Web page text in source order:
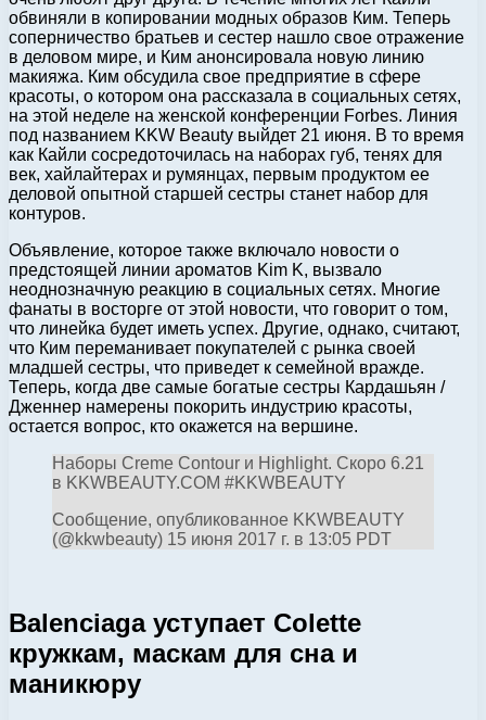
обвиняли в копировании модных образов Ким. Теперь
соперничество братьев и сестер нашло свое отражение
в деловом мире, и Ким анонсировала новую линию
макияжа. Ким обсудила свое предприятие в сфере
красоты, о котором она рассказала в социальных сетях,
на этой неделе на женской конференции Forbes. Линия
под названием KKW Beauty выйдет 21 июня. В то время
как Кайли сосредоточилась на наборах губ, тенях для
век, хайлайтерах и румянцах, первым продуктом ее
деловой опытной старшей сестры станет набор для
контуров.
Объявление, которое также включало новости о
предстоящей линии ароматов Kim K, вызвало
неоднозначную реакцию в социальных сетях. Многие
фанаты в восторге от этой новости, что говорит о том,
что линейка будет иметь успех. Другие, однако, считают,
что Ким переманивает покупателей с рынка своей
младшей сестры, что приведет к семейной вражде.
Теперь, когда две самые богатые сестры Кардашьян /
Дженнер намерены покорить индустрию красоты,
остается вопрос, кто окажется на вершине.
Наборы Creme Contour и Highlight. Скоро 6.21
в KKWBEAUTY.COM #KKWBEAUTY
Сообщение, опубликованное KKWBEAUTY
(@kkwbeauty) 15 июня 2017 г. в 13:05 PDT
Balenciaga уступает Colette
кружкам, маскам для сна и
маникюру